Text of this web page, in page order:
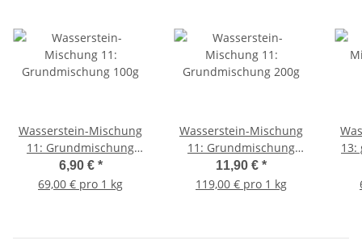
Wasserstein-Mischung
11: Grundmischung
100g
6,90 € *
69,00 € pro 1 kg
Wasserstein-Mischung
11: Grundmischung
200g
11,90 € *
119,00 € pro 1 kg
13: